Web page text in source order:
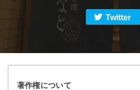
Twitter
著作権について